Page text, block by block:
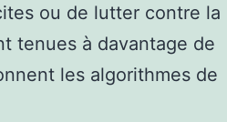
ou de lutter contre la
tenues à davantage de
les algorithmes de